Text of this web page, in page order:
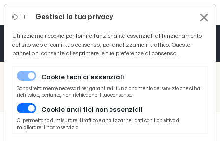
/ Picenotime
/ Calcio
/ Parma-Empoli 1-0, highlights
Gestisci la tua privacy
Utilizziamo i cookie per fornire funzionalità essenziali al funzionamento
del sito web e, con il tuo consenso, per analizzarne il traffico. Questo
pannello ti consente di esprimere le tue preferenze di consenso.
Cookie tecnici essenziali
Sono strettamente necessari per garantire il funzionamento del servizio che ci hai
richiesto e, pertanto, non richiedono il tuo consenso.
Cookie analitici non essenziali
Ci permettono di misurare il traffico e analizzarne i dati con l'obiettivo di
migliorare il nostro servizio.
Tutto News
Tutto Sport
Basket
Ciclismo
Tutto Curiosità